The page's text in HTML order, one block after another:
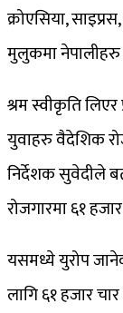
क्रोएसिया,
मुलुकमा
श्रम स्वीकृति
युवाहरु वैदेशिक
निर्देशक सुवेदीले
रोजगारमा ६१
यसमध्ये युरोप
लागि ६१ हजार